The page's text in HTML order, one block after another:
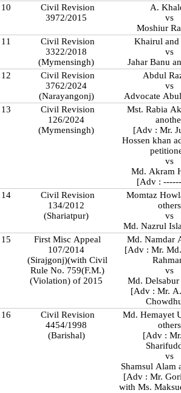
10
Civil Revision
3972/2015
A.
vs
Moshiur
11
Civil Revision
3322/2018
(Mymensingh)
Khairul and
vs
Jahar Banu
12
Civil Revision
3762/2024
(Narayangonj)
Abdul
vs
Advocate
13
Civil Revision
126/2024
(Mymensingh)
Mst. Rabia
[Adv : Mr.
Hossen khan
vs
Md. Akram
[Adv :
14
Civil Revision
134/2012
(Shariatpur)
Momtaz
others
vs
Md. Nazrul
15
First Misc Appeal
107/2014
(Sirajgonj)(with Civil
Rule No. 759(F.M.)
(Violation) of 2015
Md. Namdar
[Adv : Mr.
vs
Md. Delsabur
[Adv : Mr.
16
Civil Revision
4454/1998
(Barishal)
Md. Hemayet
others
[Adv :
vs
Shamsul Alam
[Adv : Mr.
with Ms.